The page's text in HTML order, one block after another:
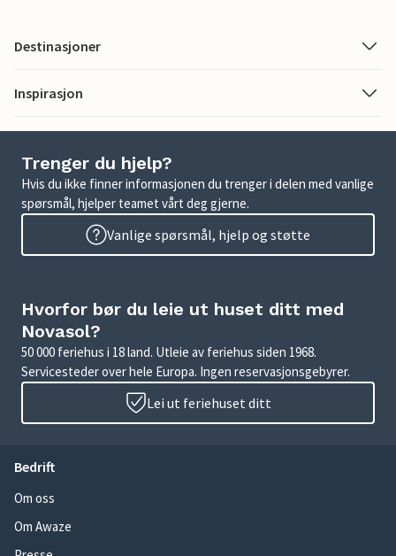
Destinasjoner
Inspirasjon
Trenger du hjelp?
Hvis du ikke finner informasjonen du trenger i delen med vanlige
spørsmål, hjelper teamet vårt deg gjerne.
Vanlige spørsmål, hjelp og støtte
Hvorfor bør du leie ut huset ditt med
Novasol?
50 000 feriehus i 18 land. Utleie av feriehus siden 1968.
Servicesteder over hele Europa. Ingen reservasjonsgebyrer.
Lei ut feriehuset ditt
Bedrift
Om oss
Om Awaze